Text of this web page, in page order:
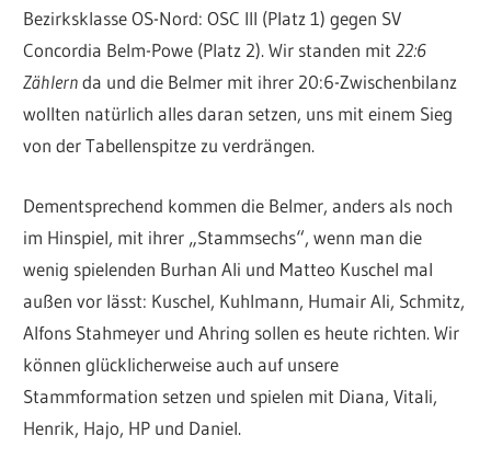
Bezirksklasse OS-Nord: OSC III (Platz 1) gegen SV
Concordia Belm-Powe (Platz 2). Wir standen mit22:6
Zählernda und die Belmer mit ihrer 20:6-Zwischenbilanz
wollten natürlich alles daran setzen, uns mit einem Sieg
von der Tabellenspitze zu verdrängen.
Dementsprechend kommen die Belmer, anders als noch
im Hinspiel, mit ihrer „Stammsechs“, wenn man die
wenig spielenden Burhan Ali und Matteo Kuschel mal
außen vor lässt: Kuschel, Kuhlmann, Humair Ali, Schmitz,
Alfons Stahmeyer und Ahring sollen es heute richten. Wir
können glücklicherweise auch auf unsere
Stammformation setzen und spielen mit Diana, Vitali,
Henrik, Hajo, HP und Daniel.